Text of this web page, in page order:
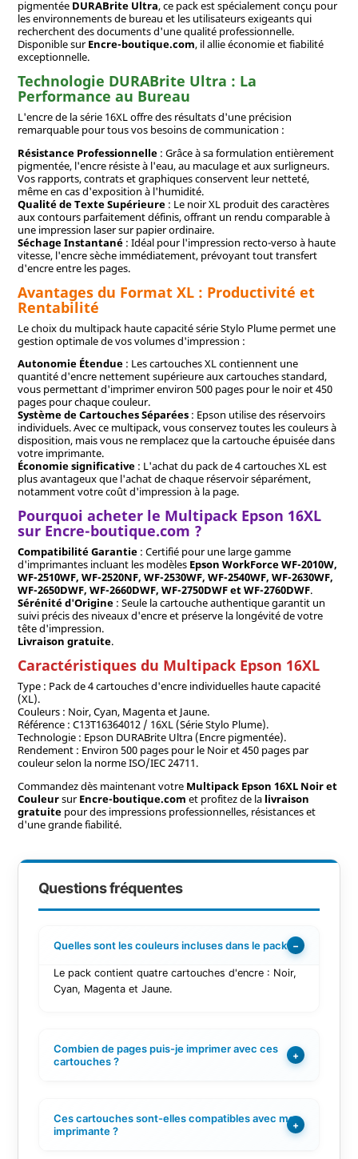
pigmentée DURABrite Ultra, ce pack est spécialement conçu pour
les environnements de bureau et les utilisateurs exigeants qui
recherchent des documents d'une qualité professionnelle.
Disponible surEncre-boutique.com, il allie économie et fiabilité
exceptionnelle.
Technologie DURABrite Ultra : La
Performance au Bureau
L'encre de la série 16XL offre des résultats d'une précision
remarquable pour tous vos besoins de communication :
Résistance Professionnelle: Grâce à sa formulation entièrement
pigmentée, l'encre résiste à l'eau, au maculage et aux surligneurs.
Vos rapports, contrats et graphiques conservent leur netteté,
même en cas d'exposition à l'humidité.
Qualité de Texte Supérieure: Le noir XL produit des caractères
aux contours parfaitement définis, offrant un rendu comparable à
une impression laser sur papier ordinaire.
Séchage Instantané: Idéal pour l'impression recto-verso à haute
vitesse, l'encre sèche immédiatement, prévoyant tout transfert
d'encre entre les pages.
Avantages du Format XL : Productivité et
Rentabilité
Le choix du multipack haute capacité série Stylo Plume permet une
gestion optimale de vos volumes d'impression :
Autonomie Étendue: Les cartouches XL contiennent une
quantité d'encre nettement supérieure aux cartouches standard,
vous permettant d'imprimer environ 500 pages pour le noir et 450
pages pour chaque couleur.
Système de Cartouches Séparées: Epson utilise des réservoirs
individuels. Avec ce multipack, vous conservez toutes les couleurs à
disposition, mais vous ne remplacez que la cartouche épuisée dans
votre imprimante.
Économie significative: L'achat du pack de 4 cartouches XL est
plus avantageux que l'achat de chaque réservoir séparément,
notamment votre coût d'impression à la page.
Pourquoi acheter le Multipack Epson 16XL
sur Encre-boutique.com ?
Compatibilité Garantie: Certifié pour une large gamme
d'imprimantes incluant les modèles Epson WorkForce WF-2010W,
WF-2510WF, WF-2520NF, WF-2530WF, WF-2540WF, WF-2630WF,
WF-2650DWF, WF-2660DWF, WF-2750DWF et WF-2760DWF.
Sérénité d'Origine: Seule la cartouche authentique garantit un
suivi précis des niveaux d'encre et préserve la longévité de votre
tête d'impression.
Livraison gratuite.
Caractéristiques du Multipack Epson 16XL
Type : Pack de 4 cartouches d'encre individuelles haute capacité
(XL).
Couleurs : Noir, Cyan, Magenta et Jaune.
Référence : C13T16364012 / 16XL (Série Stylo Plume).
Technologie : Epson DURABrite Ultra (Encre pigmentée).
Rendement : Environ 500 pages pour le Noir et 450 pages par
couleur selon la norme ISO/IEC 24711.
Commandez dès maintenant votre Multipack Epson 16XL Noir et
CouleursurEncre-boutique.com et profitez de la livraison
gratuitepour des impressions professionnelles, résistances et
d'une grande fiabilité.
Questions fréquentes
Quelles sont les couleurs incluses dans le pack ?−
Le pack contient quatre cartouches d'encre : Noir,
Cyan, Magenta et Jaune.
Combien de pages puis-je imprimer avec ces
cartouches ?
+
Ces cartouches sont-elles compatibles avec mon
imprimante ?
+